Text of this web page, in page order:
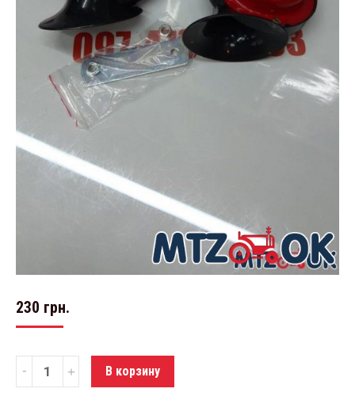
230 грн.
Количество В корзину